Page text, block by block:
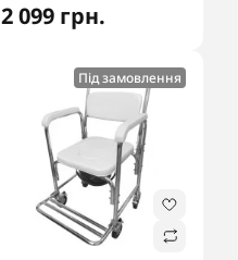
2 099 грн.
Під замовлення